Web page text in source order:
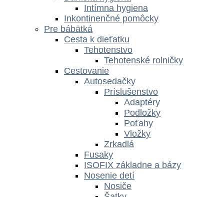
Intímna hygiena
Inkontinenčné pomôcky
Pre bábätká
Cesta k dieťatku
Tehotenstvo
Tehotenské rolničky
Cestovanie
Autosedačky
Príslušenstvo
Adaptéry
Podložky
Poťahy
Vložky
Zrkadlá
Fusaky
ISOFIX základne a bázy
Nosenie detí
Nosiče